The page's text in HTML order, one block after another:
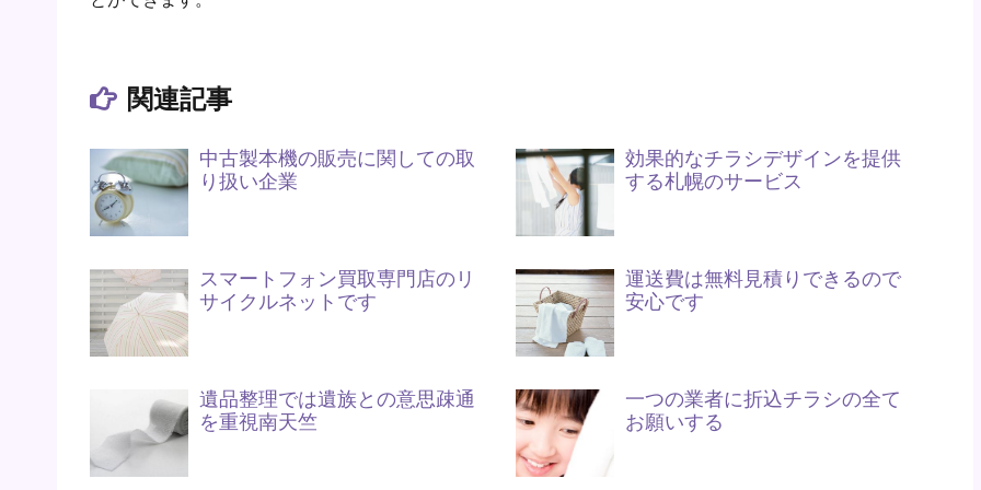
関連記事
中古製本機の販売に関しての取
り扱い企業
効果的なチラシデザインを提供
する札幌のサービス
スマートフォン買取専門店のリ
サイクルネットです
運送費は無料見積りできるので
安心です
遺品整理では遺族との意思疎通
を重視南天竺
一つの業者に折込チラシの全て
お願いする